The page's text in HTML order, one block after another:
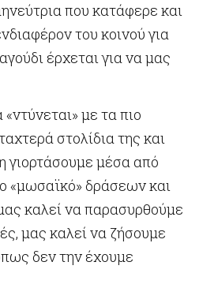
που κατάφερε και
του κοινού για
έρχεται για να μας
με τα πιο
στολίδια της και
γιορτάσουμε μέσα από
«μωσαϊκό» δράσεων και
καλεί να παρασυρθούμε
μας καλεί να ζήσουμε
δεν την έχουμε